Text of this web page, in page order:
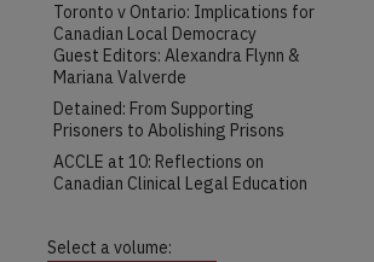
Toronto v Ontario: Implications for
Canadian Local Democracy
Guest Editors: Alexandra Flynn &
Mariana Valverde
Detained: From Supporting
Prisoners to Abolishing Prisons
ACCLE at 10: Reflections on
Canadian Clinical Legal Education
Select a volume: